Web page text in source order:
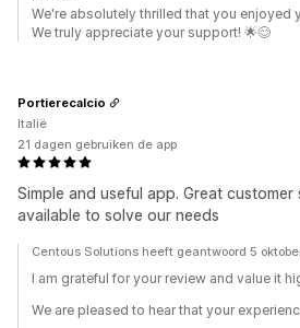
We're absolutely thrilled that you enjoyed
We truly appreciate your support! 🌟😊
Simple and useful app. Great
available to solve our needs
Portierecalcio
Italië
21 dagen gebruiken de app
Centous Solutions heeft geantwoord 5
I am grateful for your review and value it
We are pleased to hear that your